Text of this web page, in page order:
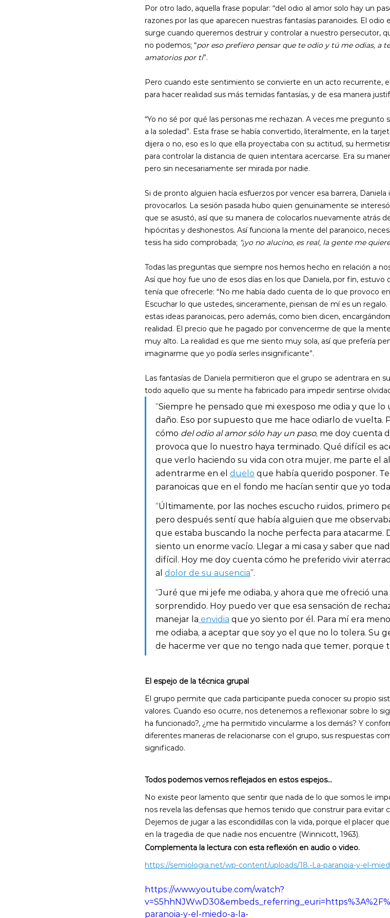
Por otro lado, aquella frase popular: “del odio al amor solo hay un
razones por las que aparecen nuestras fantasías paranoides. El
surge cuando queremos destruir y controlar a nuestro persecutor,
no podemos; “por eso prefiero pensar que te odio y tú me odias, a
amatorios por ti”.
Pero cuando este sentimiento se convierte en un acto recurrente,
para hacer realidad sus más temidas fantasías, y de esa manera
“Yo no sé por qué las personas me rechazan. A veces me pregunto
a la soledad”. Esta frase se había convertido, literalmente, en la
dijera o no, eso es lo que ella proyectaba con su actitud, su
para controlar la distancia de quien intentara acercarse. Era su
pero sin necesariamente ser mirada por nadie.
Si de pronto alguien hacía esfuerzos por vencer esa barrera, Daniela
provocarlos. La sesión pasada hubo quien genuinamente se
que se asustó, así que su manera de colocarlos nuevamente atrás
hipócritas y deshonestos. Así funciona la mente del paranoico,
tesis ha sido comprobada; “¡yo no alucino, es real, la gente me
Todas las preguntas que siempre nos hemos hecho en relación a
Así que hoy fue uno de esos días en los que Daniela, por fin, estuvo
tenía que ofrecerle: “No me había dado cuenta de lo que provoco
Escuchar lo que ustedes, sinceramente, piensan de mí es un
estas ideas paranoicas, pero además, como bien dicen,
realidad. El precio que he pagado por convencerme de que la
muy alto. La realidad es que me siento muy sola, así que prefería
imaginarme que yo podía serles insignificante”.
Las fantasías de Daniela permitieron que el grupo se adentrara en
todo aquello que su mente ha fabricado para impedir sentirse
“Siempre he pensado que mi exesposo me odia y que
daño. Eso por supuesto que me hace odiarlo de vuelta.
cómo del odio al amor sólo hay un paso, me doy cuenta
provoca que lo nuestro haya terminado. Qué difícil es
que verlo haciendo su vida con otra mujer, me parte el
adentrarme en el duelo que había querido posponer.
paranoicas que en el fondo me hacían sentir que yo
“Últimamente, por las noches escucho ruidos, primero
pero después sentí que había alguien que me
que estaba buscando la noche perfecta para atacarme.
siento un enorme vacío. Llegar a mi casa y saber que
difícil. Hoy me doy cuenta cómo he preferido vivir
al dolor de su ausencia”.
“Juré que mi jefe me odiaba, y ahora que me ofreció
sorprendido. Hoy puedo ver que esa sensación de
manejar la envidia que yo siento por él. Para mí era
me odiaba, a aceptar que soy yo el que no lo tolera. Su
de hacerme ver que no tengo nada que temer, porque
El espejo de la técnica grupal
El grupo permite que cada participante pueda conocer su propio
valores. Cuando eso ocurre, nos detenemos a reflexionar sobre lo
ha funcionado?, ¿me ha permitido vincularme a los demás? Y
diferentes maneras de relacionarse con el grupo, sus respuestas
significado.
Todos podemos vernos reflejados en estos espejos…
No existe peor lamento que sentir que nada de lo que somos le
nos revela las defensas que hemos tenido que construir para evitar
Dejemos de jugar a las escondidillas con la vida, porque el placer
en la tragedia de que nadie nos encuentre (Winnicott, 1963).
Complementa la lectura con esta reflexión en audio o video.
https://semiologia.net/wp-content/uploads/18.-La-paranoia-y-el-
https://www.youtube.com/watch?
paranoia-y-el-miedo-a-la-